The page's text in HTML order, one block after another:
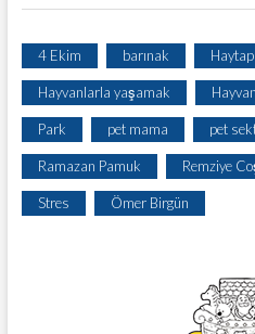
4 Ekim barınak Haytap
Hayvanlarla yaşamak
Park pet mama pet
Ramazan Pamuk Remziye
Stres Ömer Birgün